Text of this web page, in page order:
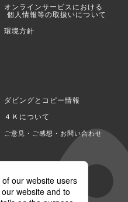
オンラインサービスにおける
個人情報等の取扱いについて
環境方針
ダビングとコピー情報
４Ｋについて
ご意見・ご感想・お問い合わせ
テレ朝チャンネル